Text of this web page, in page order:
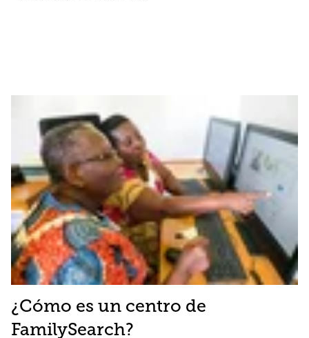
¿Cómo es un centro de
FamilySearch?